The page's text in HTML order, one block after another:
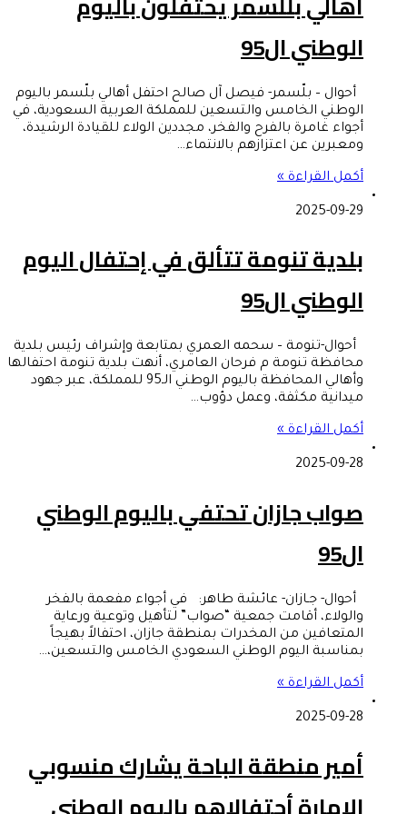
الوطني ال95
أحوال – بلّسمر- فيصل آل صالح احتفل أهالي بلّسمر باليوم
الوطني الخامس والتسعين للمملكة العربية السعودية، في
أجواء غامرة بالفرح والفخر، مجددين الولاء للقيادة الرشيدة،
ومعبرين عن اعتزازهم بالانتماء…
أكمل القراءة »
2025-09-29
بلدية تنومة تتألق في إحتفال اليوم
الوطني ال95
أحوال-تنومة – سحمه العمري بمتابعة وإشراف رئيس بلدية
محافظة تنومة م فرحان العامري، أنهت بلدية تنومة احتفالها
وأهالي المحافظة باليوم الوطني الـ95 للمملكة، عبر جهود
ميدانية مكثفة، وعمل دؤوب…
أكمل القراءة »
2025-09-28
صواب جازان تحتفي باليوم الوطني
ال95
أحوال- جـازان- عائشة طاهر: في أجواء مفعمة بالفخر
والولاء، أقامت جمعية “صواب” لتأهيل وتوعية ورعاية
المتعافين من المخدرات بمنطقة جازان، احتفالاً بهيجاً
بمناسبة اليوم الوطني السعودي الخامس والتسعين،…
أكمل القراءة »
2025-09-28
أمير منطقة الباحة يشارك منسوبي